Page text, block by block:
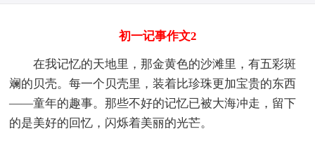
初一记事作文2
在我记忆的天地里，那金黄色的沙滩里，有五彩斑
斓的贝壳。每一个贝壳里，装着比珍珠更加宝贵的东西
——童年的趣事。那些不好的记忆已被大海冲走，留下
的是美好的回忆，闪烁着美丽的光芒。